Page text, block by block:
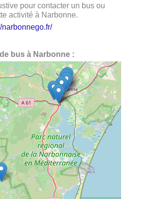
pour contacter un bus ou
activité à Narbonne.
narbonnego.fr/
bus à Narbonne :